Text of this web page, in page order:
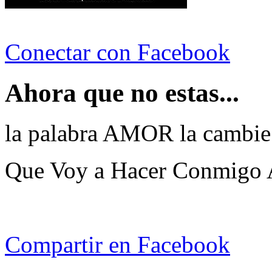
Conectar con Facebook
Ahora que no estas...
la palabra AMOR la
Que Voy a Hacer Conmigo
Compartir en Facebook